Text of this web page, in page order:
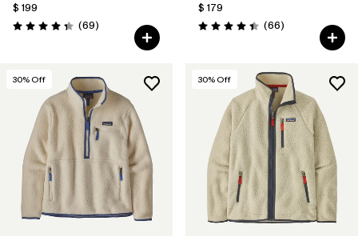
$ 199
Valoración: 4.3 / 5
(69Comentarios
)
$ 179
Valoración: 4.4 / 5
(66Comentarios
)
30% Off 30% Off